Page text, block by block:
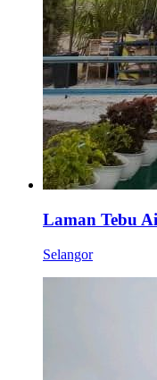
Laman Tebu
Selangor